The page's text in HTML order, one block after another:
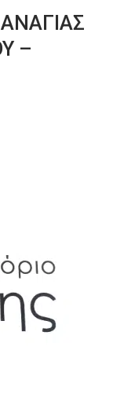
–